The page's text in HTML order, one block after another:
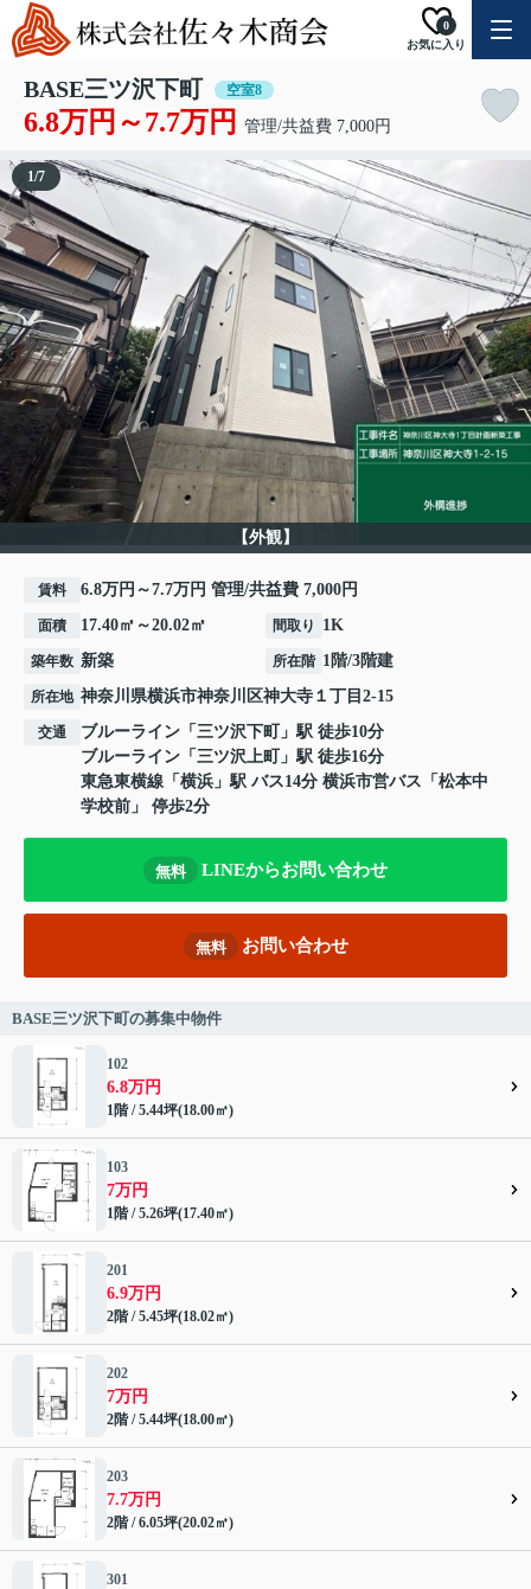
お気に入り
0
BASE三ツ沢下町 空室8
6.8万円～7.7万円 管理/共益費 7,000円
【外観】
1/7
賃料 6.8万円～7.7万円 管理/共益費 7,000円
面積 17.40㎡～20.02㎡ 間取り 1K
築年数 新築 所在階 1階/3階建
所在地 神奈川県横浜市神奈川区神大寺 １丁目2-15
交通 ブルーライン 「 三ツ沢下町
」駅 徒歩10分
ブルーライン 「 三ツ沢上町
」駅 徒歩16分
東急東横線 「 横浜 」駅 バス14分 横浜市営バス「松本中
学校前」 停歩2分
無料 LINEからお問い合わせ
無料 お問い合わせ
BASE三ツ沢下町の募集中物件
102
6.8万円
1階 / 5.44坪(18.00㎡)
103
7万円
1階 / 5.26坪(17.40㎡)
201
6.9万円
2階 / 5.45坪(18.02㎡)
202
7万円
2階 / 5.44坪(18.00㎡)
203
7.7万円
2階 / 6.05坪(20.02㎡)
301